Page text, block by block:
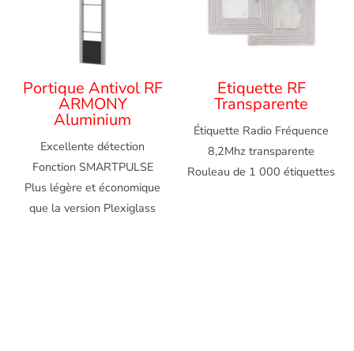
Portique Antivol RF
ARMONY
Aluminium
Excellente détection
Fonction SMARTPULSE
Plus légère et économique
que la version Plexiglass
Étiquette RF
Transparente
Étiquette Radio Fréquence
8,2Mhz transparente
Rouleau de 1 000 étiquettes